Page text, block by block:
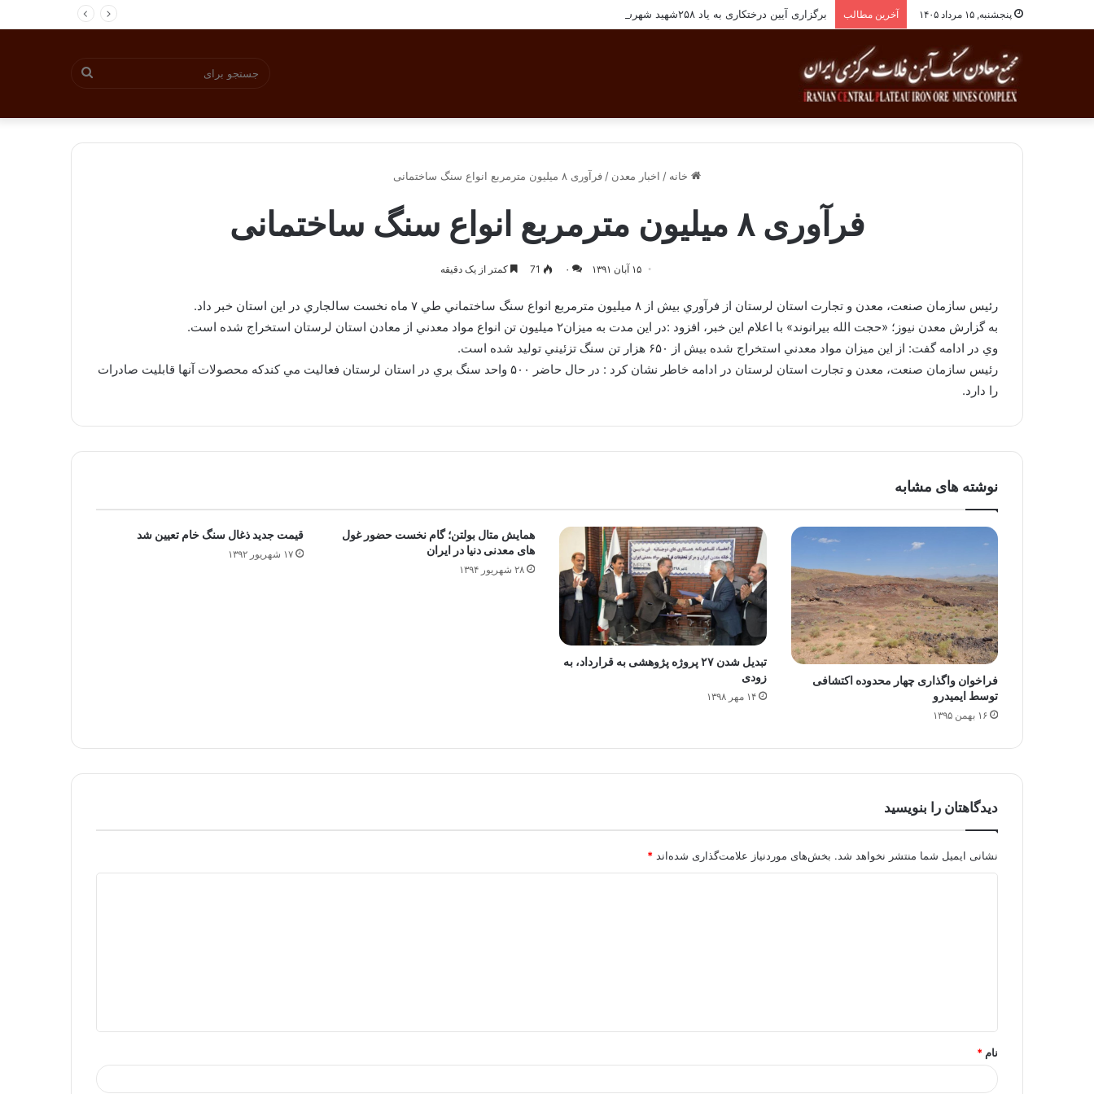
پنجشنبه, ۱۵ مرداد ۱۴۰۵ آخرین مطالب برگزاری آیین درختکاری به یاد ۲۵۸شهید شهرستان بافق
خانه / اخبار معدن / فرآوری ۸ میلیون مترمربع انواع سنگ ساختمانی
فرآوری ۸ میلیون مترمربع انواع سنگ ساختمانی
۱۵ آبان ۱۳۹۱ ۰ 71 کمتر از یک دقیقه
رئيس سازمان صنعت، معدن و تجارت استان لرستان از فرآوري بيش از ۸ ميليون مترمربع انواع سنگ ساختماني طي ۷ ماه نخست سالجاري در اين استان خبر داد.
به گزارش معدن نيوز؛ «حجت الله بيرانوند» با اعلام اين خبر، افزود :در اين مدت به ميزان۲ ميليون تن انواع مواد معدني از معادن استان لرستان استخراج شده است.
وي در ادامه گفت: از اين ميزان مواد معدني استخراج شده بيش از ۶۵۰ هزار تن سنگ تزئيني توليد شده است.
رئيس سازمان صنعت، معدن و تجارت استان لرستان در ادامه خاطر نشان كرد : در حال حاضر ۵۰۰ واحد سنگ بري در استان لرستان فعاليت مي كندكه محصولات آنها قابليت صادرات
را دارد.
نوشته های مشابه
فراخوان واگذاری چهار محدوده اکتشافی
توسط ایمیدرو
۱۶ بهمن ۱۳۹۵
تبدیل شدن ۲۷ پروژه پژوهشی به قرارداد، به
زودی
۱۴ مهر ۱۳۹۸
همایش متال بولتن؛ گام نخست حضور غول
های معدنی دنیا در ایران
۲۸ شهریور ۱۳۹۴
قیمت جدید ذغال سنگ خام تعیین شد
۱۷ شهریور ۱۳۹۲
دیدگاهتان را بنویسید
نشانی ایمیل شما منتشر نخواهد شد. بخش‌های موردنیاز علامت‌گذاری شده‌اند *
*
نام *